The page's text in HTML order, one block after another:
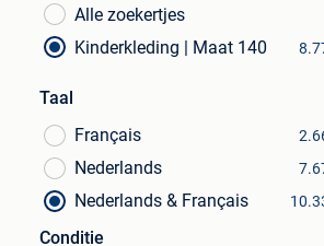
Alle zoekertjes
Kinderkleding | Maat 140
Taal
Français
Nederlands
Nederlands & Français
Conditie